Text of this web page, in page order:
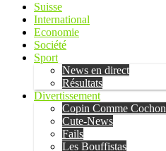
Suisse
International
Economie
Société
Sport
News en direct
Résultats
Divertissement
Copin Comme Cochon
Cute-News
Fails
Les Bouffistas